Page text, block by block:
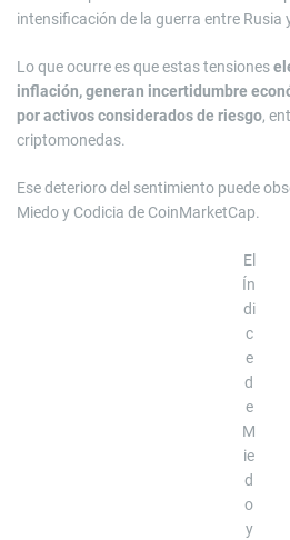
intensificación de la guerra entre Rusia
Lo que ocurre es que estas tensiones
inflación, generan incertidumbre
por activos considerados de riesgo,
criptomonedas.
Ese deterioro del sentimiento puede
Miedo y Codicia de CoinMarketCap.
El
Ín
di
c
e
d
e
M
ie
d
o
y